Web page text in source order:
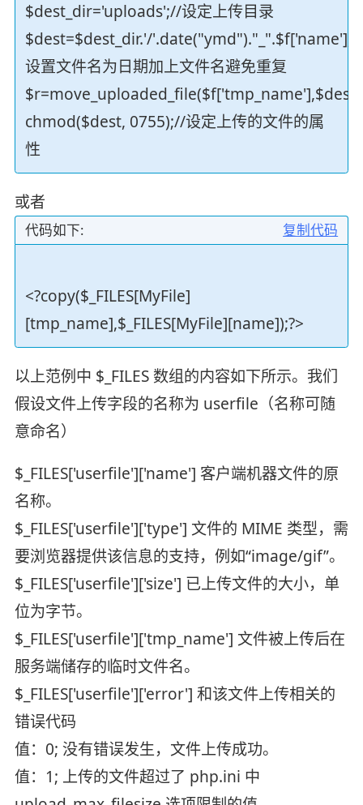
$dest_dir='uploads';//设定上传目录
$dest=$dest_dir.'/'.date("ymd")."_".$f['name'];//
设置文件名为日期加上文件名避免重复
chmod($dest, 0755);//设定上传的文件的属
性
或者
复制代码
代码如下:
<?copy($_FILES[MyFile]
[tmp_name],$_FILES[MyFile][name]);?>
以上范例中 $_FILES 数组的内容如下所示。我们
假设文件上传字段的名称为 userfile（名称可随
意命名）
$_FILES['userfile']['name'] 客户端机器文件的原
名称。
$_FILES['userfile']['type'] 文件的 MIME 类型，需
要浏览器提供该信息的支持，例如“image/gif”。
$_FILES['userfile']['size'] 已上传文件的大小，单
位为字节。
$_FILES['userfile']['tmp_name'] 文件被上传后在
服务端储存的临时文件名。
$_FILES['userfile']['error'] 和该文件上传相关的
错误代码
值：0; 没有错误发生，文件上传成功。
值：1; 上传的文件超过了 php.ini 中